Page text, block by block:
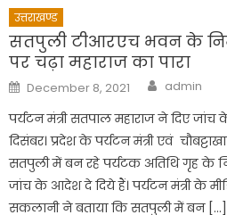
उत्तराखण्ड
सतपुली टीआरएच भवन के
पर चढ़ा महाराज का पारा
Posted
on
December 8, 2021 Author
admin
पर्यटन मंत्री सतपाल महाराज ने दिए जांच
दिसंबर। प्रदेश के पर्यटन मंत्री एवं
सतपुली में बन रहे पर्यटक अतिथि गृह के
जांच के आदेश दे दिये हैं। पर्यटन मंत्री के
सकलानी ने बताया कि सतपुली में बन […]